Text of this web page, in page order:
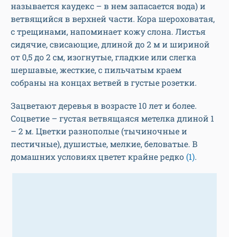
называется каудекс – в нем запасается вода) и
ветвящийся в верхней части. Кора шероховатая,
с трещинами, напоминает кожу слона. Листья
сидячие, свисающие, длиной до 2 м и шириной
от 0,5 до 2 см, изогнутые, гладкие или слегка
шершавые, жесткие, с пильчатым краем
собраны на концах ветвей в густые розетки.
Зацветают деревья в возрасте 10 лет и более.
Соцветие – густая ветвящаяся метелка длиной 1
– 2 м. Цветки разнополые (тычиночные и
пестичные), душистые, мелкие, беловатые. В
домашних условиях цветет крайне редко (1).